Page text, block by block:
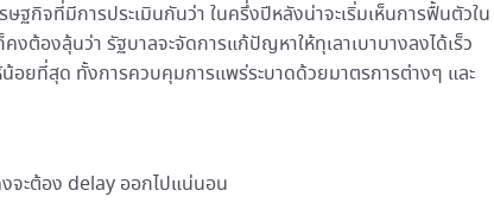
กิจที่มีการประเมินกันว่า ในครึ่งปีหลังน่าจะเริ่มเห็นการฟื้นตัวใน
ต้องลุ้นว่า รัฐบาลจะจัดการแก้ปัญหาให้ทุเลาเบาบางลงได้เร็ว
อยที่สุด ทั้งการควบคุมการแพร่ระบาดด้วยมาตรการต่างๆ และ
จะต้อง delay ออกไปแน่นอน